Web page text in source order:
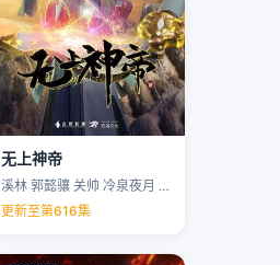
无上神帝
溪林 郭懿骧 关帅 冷泉夜月 …
更新至第616集